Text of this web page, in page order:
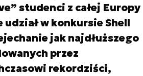
studenci z całej Europy
w konkursie Shell
jak najdłuższego
przez
rekordziści,